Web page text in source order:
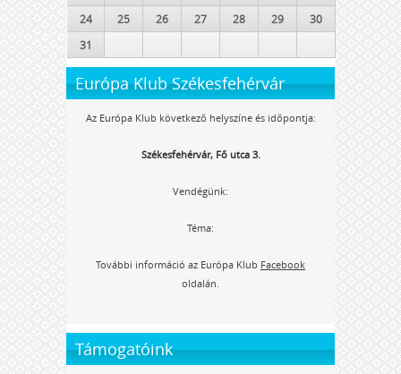
24
25 26 27 28 29
30
31
Európa Klub Székesfehérvár
Az Európa Klub következő helyszíne és időpontja:
Székesfehérvár, Fő utca 3.
Vendégünk:
Téma:
További információ az Európa Klub Facebook
oldalán.
Támogatóink